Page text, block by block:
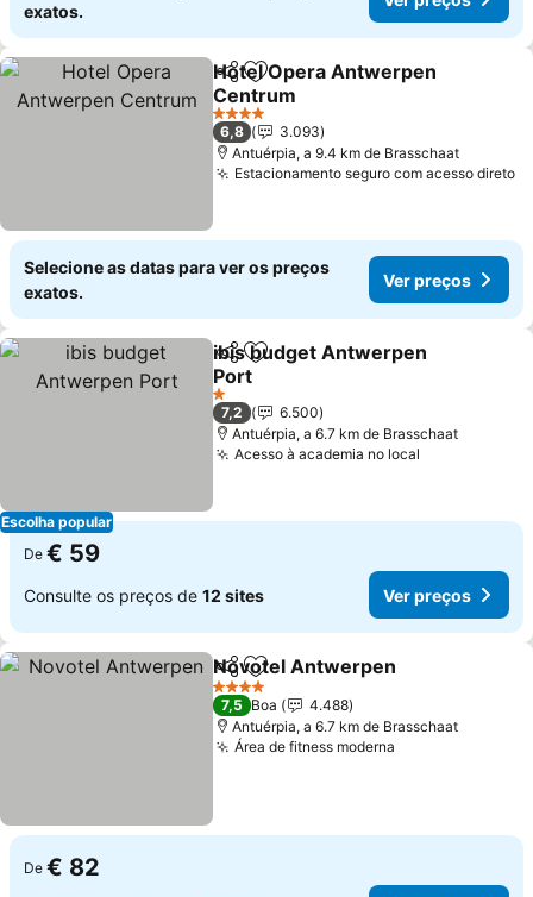
exatos.
PartilharAdicionar aos favoritos
Hotel Opera Antwerpen
Centrum
4 Estrelas
6,8
3.093
Antuérpia, a 9.4 km de Brasschaat
Estacionamento seguro com acesso direto
Selecione as datas para ver os preços
exatos.
Ver preços
Escolha popular
PartilharAdicionar aos favoritos
ibis budget Antwerpen
Port
1 Estrelas
7,2
6.500
Antuérpia, a 6.7 km de Brasschaat
Acesso à academia no local
De € 59
Consulte os preços de 12 sites Ver preços
PartilharAdicionar aos favoritos
Novotel Antwerpen
4 Estrelas
7,5 Boa
4.488
Antuérpia, a 6.7 km de Brasschaat
Área de fitness moderna
De € 82